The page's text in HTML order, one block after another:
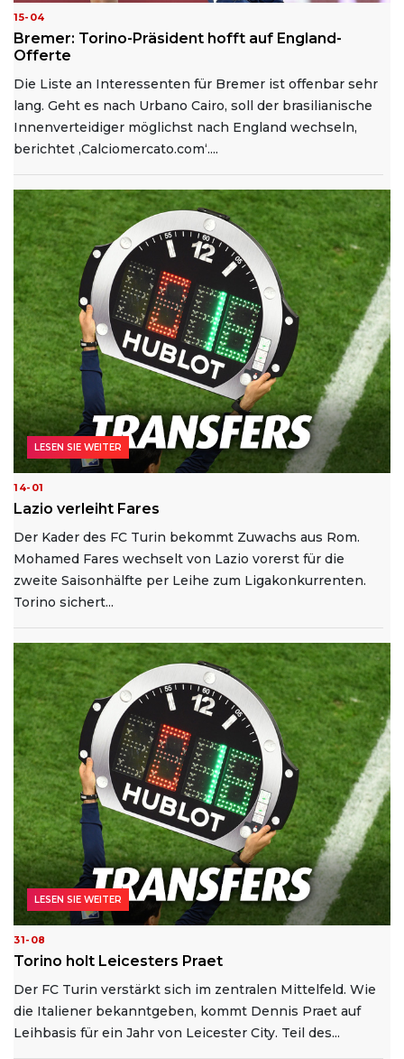
15-04
Bremer: Torino-Präsident hofft auf England-
Offerte
Die Liste an Interessenten für Bremer ist offenbar sehr
lang. Geht es nach Urbano Cairo, soll der brasilianische
Innenverteidiger möglichst nach England wechseln,
berichtet ‚Calciomercato.com‘....
14-01
Lazio verleiht Fares
Der Kader des FC Turin bekommt Zuwachs aus Rom.
Mohamed Fares wechselt von Lazio vorerst für die
zweite Saisonhälfte per Leihe zum Ligakonkurrenten.
Torino sichert...
LESEN SIE WEITER
31-08
Torino holt Leicesters Praet
Der FC Turin verstärkt sich im zentralen Mittelfeld. Wie
die Italiener bekanntgeben, kommt Dennis Praet auf
Leihbasis für ein Jahr von Leicester City. Teil des...
LESEN SIE WEITER